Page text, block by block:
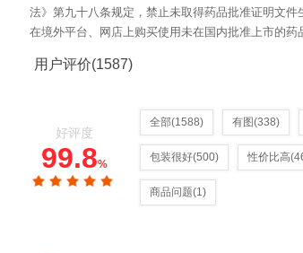
法》第九十八条规定，禁止未取得药品批准证明文件
在境外平台、网店上购买使用未在国内批准上市的药
用户评价(1587)
好评度
99.8%
全部(1588) 有图(338)
包装很好(500) 性价比高
商品问题(1)